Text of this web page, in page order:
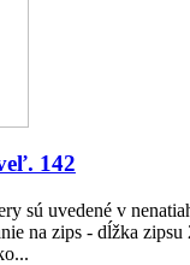
142
sú uvedené v
na zips - dĺžka